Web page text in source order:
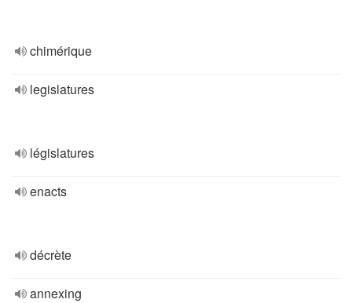
chimérique
legislatures
législatures
enacts
décrète
annexing